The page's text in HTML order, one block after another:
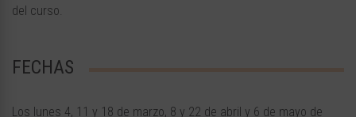
del curso.
FECHAS
Los lunes 4, 11 y 18 de marzo, 8 y 22 de abril y 6 de mayo de